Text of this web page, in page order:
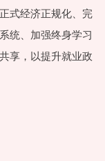
式经济正规化、完
统、加强终身学习
享，以提升就业政